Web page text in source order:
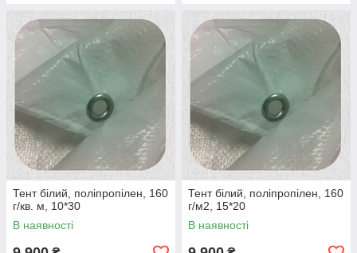
Тент білий, поліпропілен, 160
г/кв. м, 10*30
В наявності
Тент білий, поліпропілен, 160
г/м2, 15*20
В наявності